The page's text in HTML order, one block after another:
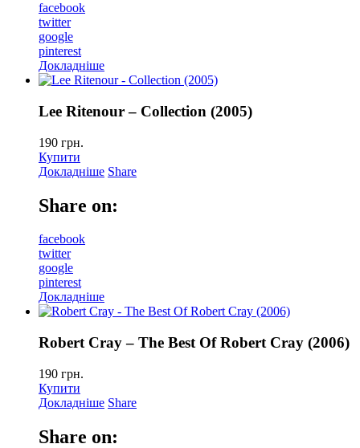
facebook
twitter
google
pinterest
Докладніше
Lee Ritenour – Collection (2005)
190 грн.
Купити
Докладніше Share
Share on:
facebook
twitter
google
pinterest
Докладніше
Robert Cray – The Best Of Robert Cray (2006)
190 грн.
Купити
Докладніше Share
Share on: